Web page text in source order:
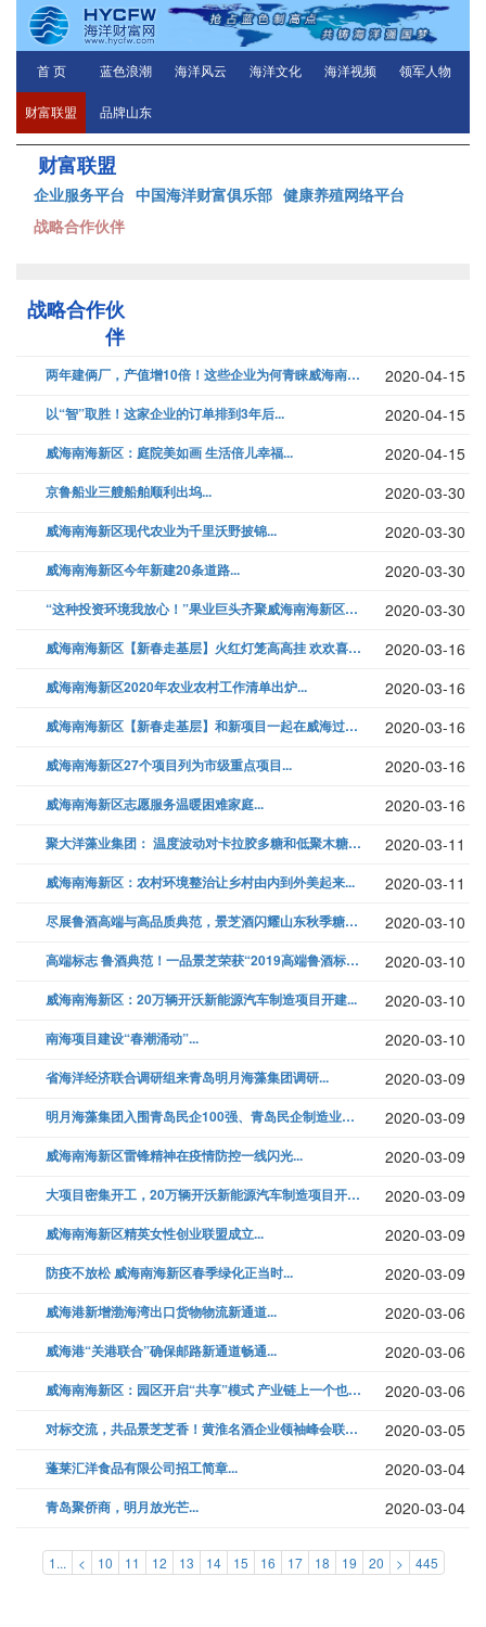
首 页 蓝色浪潮 海洋风云 海洋文化 海洋视频 领军人物
财富联盟 品牌山东
财富联盟
企业服务平台 中国海洋财富俱乐部 健康养殖网络平台
战略合作伙伴
战略合作伙
伴
两年建俩厂，产值增10倍！这些企业为何青睐威海南海新区... 2020-04-15
以“智”取胜！这家企业的订单排到3年后... 2020-04-15
威海南海新区：庭院美如画 生活倍儿幸福... 2020-04-15
京鲁船业三艘船舶顺利出坞... 2020-03-30
威海南海新区现代农业为千里沃野披锦... 2020-03-30
威海南海新区今年新建20条道路... 2020-03-30
“这种投资环境我放心！”果业巨头齐聚威海南海新区谋发展... 2020-03-30
威海南海新区【新春走基层】火红灯笼高高挂 欢欢喜喜过大年... 2020-03-16
威海南海新区2020年农业农村工作清单出炉... 2020-03-16
威海南海新区【新春走基层】和新项目一起在威海过年... 2020-03-16
威海南海新区27个项目列为市级重点项目... 2020-03-16
威海南海新区志愿服务温暖困难家庭... 2020-03-16
聚大洋藻业集团： 温度波动对卡拉胶多糖和低聚木糖预浸渍处理冷冻去皮虾仁... 2020-03-11
威海南海新区：农村环境整治让乡村由内到外美起来... 2020-03-11
尽展鲁酒高端与高品质典范，景芝酒闪耀山东秋季糖酒会！... 2020-03-10
高端标志 鲁酒典范！一品景芝荣获“2019高端鲁酒标志产品”称号！... 2020-03-10
威海南海新区：20万辆开沃新能源汽车制造项目开建... 2020-03-10
南海项目建设“春潮涌动”... 2020-03-10
省海洋经济联合调研组来青岛明月海藻集团调研... 2020-03-09
明月海藻集团入围青岛民企100强、青岛民企制造业十强... 2020-03-09
威海南海新区雷锋精神在疫情防控一线闪光... 2020-03-09
大项目密集开工，20万辆开沃新能源汽车制造项目开建... 2020-03-09
威海南海新区精英女性创业联盟成立... 2020-03-09
防疫不放松 威海南海新区春季绿化正当时... 2020-03-09
威海港新增渤海湾出口货物物流新通道... 2020-03-06
威海港“关港联合”确保邮路新通道畅通... 2020-03-06
威海南海新区：园区开启“共享”模式 产业链上一个也不掉队... 2020-03-06
对标交流，共品景芝芝香！黄淮名酒企业领袖峰会联谊会召开！... 2020-03-05
蓬莱汇洋食品有限公司招工简章... 2020-03-04
青岛聚侨商，明月放光芒... 2020-03-04
1... < 10 11 12 13 14 15 16 17 18 19 20 > 445